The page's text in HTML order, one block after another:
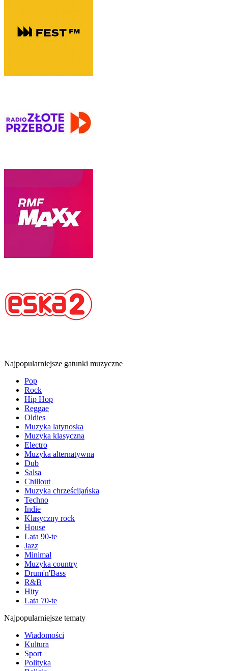
Najpopularniejsze gatunki muzyczne
Pop
Rock
Hip Hop
Reggae
Oldies
Muzyka latynoska
Muzyka klasyczna
Electro
Muzyka alternatywna
Dub
Salsa
Chillout
Muzyka chrześcijańska
Techno
Indie
Klasyczny rock
House
Lata 90-te
Jazz
Minimal
Muzyka country
Drum'n'Bass
R&B
Hity
Lata 70-te
Najpopularniejsze tematy
Wiadomości
Kultura
Sport
Polityka